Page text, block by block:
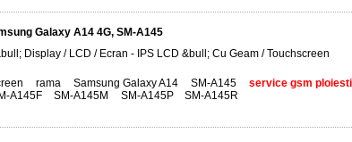
Galaxy A14 4G, SM-A145
Display / LCD / Ecran - IPS LCD &bull; Cu Geam / Touchscreen
rama Samsung Galaxy A14 SM-A145
service gsm
A145F, SM-A145M SM-A145P, SM-A145R